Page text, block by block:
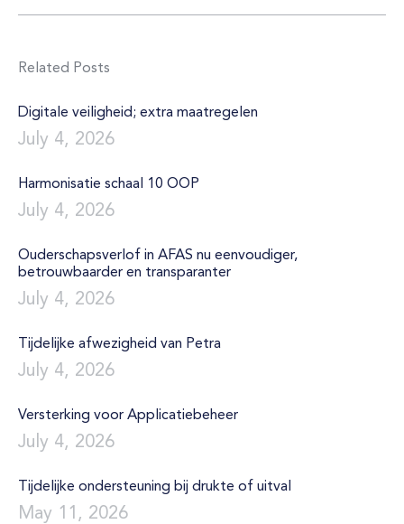
Related Posts
Digitale veiligheid; extra maatregelen
July 4, 2026
Harmonisatie schaal 10 OOP
July 4, 2026
Ouderschapsverlof in AFAS nu eenvoudiger,
betrouwbaarder en transparanter
July 4, 2026
Tijdelijke afwezigheid van Petra
July 4, 2026
Versterking voor Applicatiebeheer
July 4, 2026
Tijdelijke ondersteuning bij drukte of uitval
May 11, 2026